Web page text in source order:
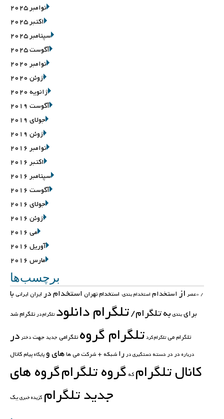
نوامبر 2025
اکتبر 2025
سپتامبر 2025
آگوست 2025
نوامبر 2020
ژوئن 2020
ژانویه 2020
آگوست 2019
جولای 2019
ژوئن 2019
نوامبر 2016
اکتبر 2016
سپتامبر 2016
آگوست 2016
جولای 2016
ژوئن 2016
می 2016
آوریل 2016
مارس 2016
برچسب‌ها
«عصرازاستخداماستخدام بندی:استخدام تهراناستخدام درایرانایرانیبا
برای بندیبهتلگرام/تلگرام دانلودتلگرام در تلگرام شد
تلگرام میتلگرام کردتلگرام گروهتلگرامیجدیدجهتدختردر
دربارهدر در دستهدستگیری در راشبکه + شرکتمیها هایو پایگاهپیامکانال
کانال تلگرامکهگروه تلگرامگروه های
جدید تلگرامگزیده خبرییک